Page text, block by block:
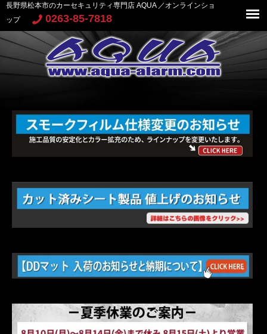
長野県松本市のカーセキュリティ専門店 AQUA ／オンラインショ
ップ
0263-85-7818